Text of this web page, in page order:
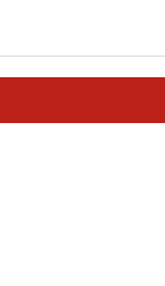
und wähle das